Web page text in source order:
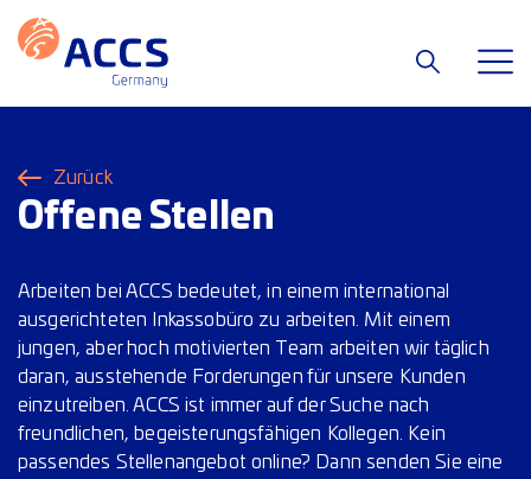
Zurück
Offene Stellen
Arbeiten bei ACCS bedeutet, in einem international
ausgerichteten Inkassobüro zu arbeiten. Mit einem
jungen, aber hoch motivierten Team arbeiten wir täglich
daran, ausstehende Forderungen für unsere Kunden
einzutreiben. ACCS ist immer auf der Suche nach
freundlichen, begeisterungsfähigen Kollegen. Kein
passendes Stellenangebot online? Dann senden Sie eine